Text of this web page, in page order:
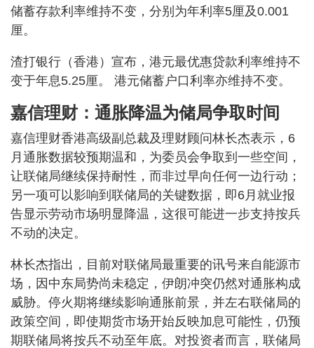
储蓄存款利率维持不变，分别为年利率5厘及0.001
厘。
渣打银行（香港）宣布，港元最优惠贷款利率维持不
变于年息5.25厘。 港元储蓄户口利率亦维持不变。
嘉信理财：通胀降温为储局争取时间
嘉信理财香港高级副总裁及理财顾问林长杰表示，6
月通胀数据较预期温和，为委员会争取到一些空间，
让联储局继续保持耐性，而非过早向任何一边行动；
另一项可以影响到联储局的关键数据，即6月就业报
告显示劳动市场明显降温，这很可能进一步支持按兵
不动的决定。
林长杰指出，目前对联储局最重要的讯号来自能源市
场，因中东局势尚未稳定，伊朗冲突仍然对通胀构成
威胁。停火期将继续影响通胀前景，并左右联储局的
政策空间，即使期货市场开始反映加息可能性，仍预
期联储局将按兵不动至年底。对投资者而言，联储局